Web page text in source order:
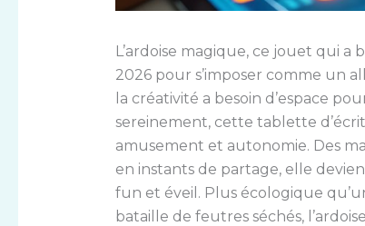
L’ardoise magique, ce jouet qui
2026 pour s’imposer comme un
la créativité a besoin d’espace
sereinement, cette tablette
amusement et autonomie. Des
en instants de partage, elle
fun et éveil. Plus écologique
bataille de feutres séchés,